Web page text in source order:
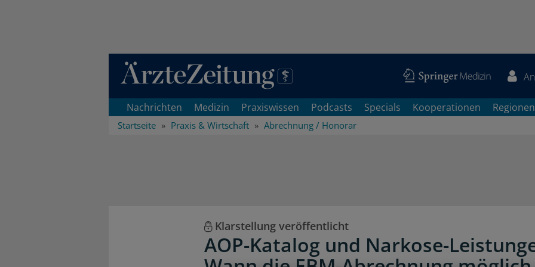
Direkt zum Inhaltsbereich
Nachrichten Medizin Praxiswissen Podcasts Specials Kooperationen Regionen
Startseite Praxis & Wirtschaft Abrechnung / Honorar
Klarstellung veröffentlicht
AOP-Katalog und Narkose-